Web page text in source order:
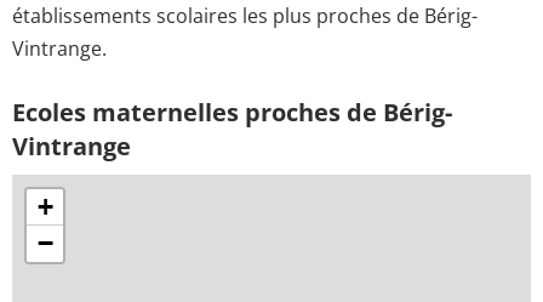
établissements scolaires les plus proches de Bérig-
Vintrange.
Ecoles maternelles proches de Bérig-
Vintrange
+
−